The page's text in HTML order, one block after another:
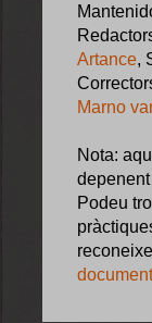
Artance,
Marno
Nota:
depenent
Podeu